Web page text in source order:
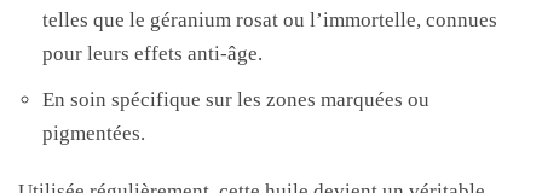
telles que le géranium rosat ou l’immortelle, connues
pour leurs effets anti-âge.
En soin spécifique sur les zones marquées ou
pigmentées.